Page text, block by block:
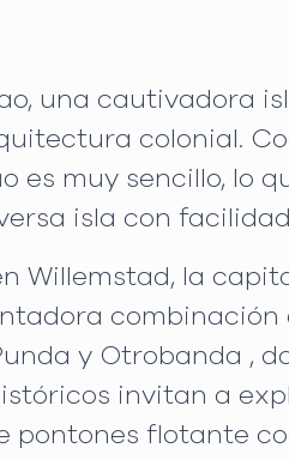
una cautivadora
colonial.
es muy sencillo, lo
isla con
Willemstad, la
combinación
y Otrobanda ,
invitan a
pontones flotante